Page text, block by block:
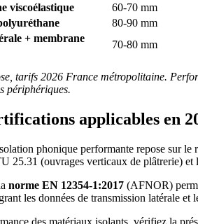
viscoélastique
60-70 mm
80-90 mm
+ membrane
70-80 mm
tarifs 2026 France métropolitaine.
périphériques.
applicables en
phonique performante repose sur le
25.31 (ouvrages verticaux de plâtrerie) et
norme EN 12354-1:2017 (AFNOR)
les données de transmission latérale et
des matériaux isolants, vérifiez la